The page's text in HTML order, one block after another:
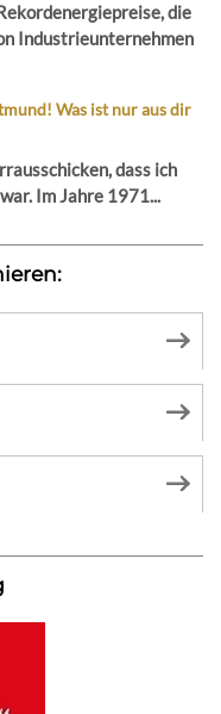
die
Industrieunternehmen
Was ist nur aus dir
dass ich
Im Jahre 1971...